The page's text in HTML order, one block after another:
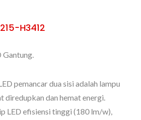
H3412
pemancar dua sisi adalah lampu
diredupkan dan hemat energi.
LED efisiensi tinggi (180 lm/w),